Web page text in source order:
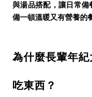
與湯品搭配，讓日常
備一頓溫暖又有營養的
為什麼長輩年
吃東西？